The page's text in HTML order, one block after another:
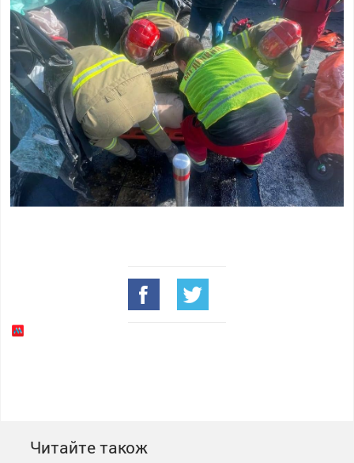
Читайте також